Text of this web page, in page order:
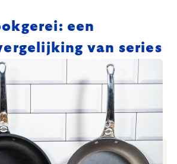
een
van series